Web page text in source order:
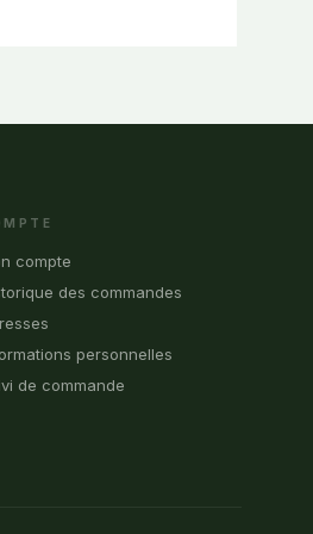
compte
des commandes
personnelles
de commande